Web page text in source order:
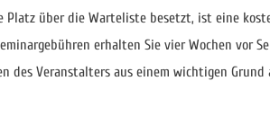
über die Warteliste besetzt, ist eine
erhalten Sie vier Wochen vor
des Veranstalters aus einem wichtigen